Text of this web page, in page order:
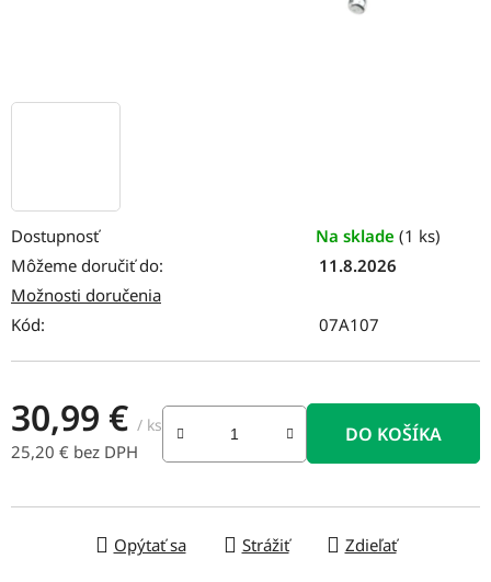
Dostupnosť Na sklade (1 ks)
Môžeme doručiť do:
11.8.2026
Možnosti doručenia
Kód:
07A107
30,99 € / ks
25,20 € bez DPH
DO KOŠÍKA
Opýtať sa Strážiť Zdieľať